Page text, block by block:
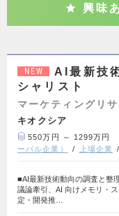
興味
NEW
AI最新技
シャリスト
マーケティングリ
キオクシア
550万円 ～ 1299万円
ーバル企業）
上場企業
■AI最新技術動向の調査と整
議論牽引、AI 向けメモリ・
定・開発推…